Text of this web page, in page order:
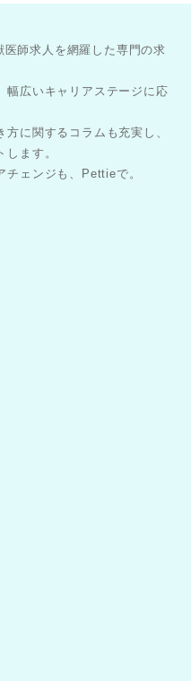
師求人を網羅した専門の求
幅広いキャリアステージに応
に関するコラムも充実し、
ます。
チェンジも、Pettieで。